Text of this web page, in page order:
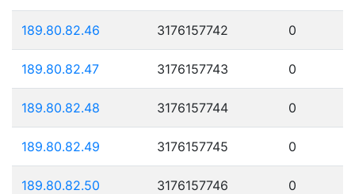
189.80.82.46 3176157742 0
189.80.82.47 3176157743 0
189.80.82.48 3176157744 0
189.80.82.49 3176157745 0
189.80.82.50 3176157746 0